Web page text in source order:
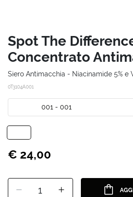
Spot The
Concentrato
Siero Antimacchia - Niacinamide 5% e
0T3104A001
001 - 001
€ 24,00
1